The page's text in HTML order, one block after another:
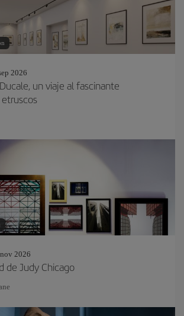
2026
un viaje al fascinante
2026
de Judy Chicago